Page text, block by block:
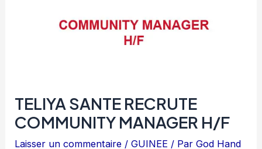
TELIYA SANTE RECRUTE
COMMUNITY MANAGER H/F
Laisser un commentaire /GUINEE / ParGod Hand